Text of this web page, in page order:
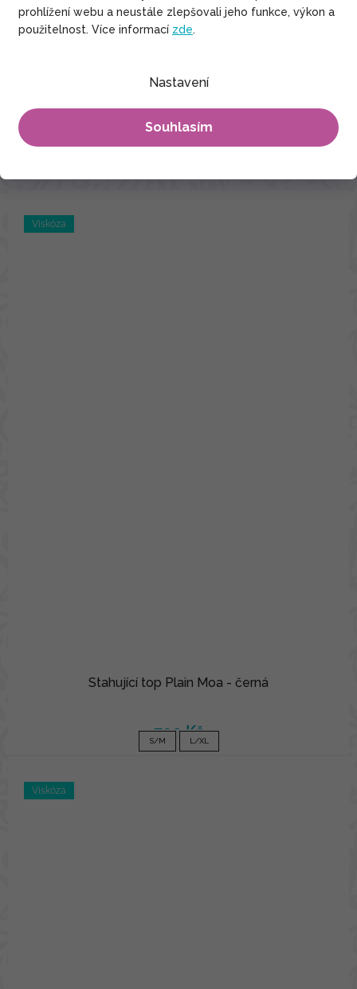
prohlížení webu a neustále zlepšovali jeho funkce, výkon a
použitelnost. Více informací zde.
Nastavení
Souhlasím
SOUVISEJÍCÍ PRODUKTY
Viskóza
Stahující top Plain Moa - černá
790 Kč
S/M L/XL
Viskóza
Celková délka od krku